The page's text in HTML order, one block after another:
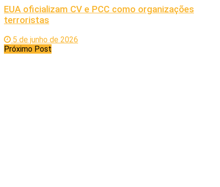
EUA oficializam CV e PCC como organizações
terroristas
5 de junho de 2026
Próximo Post